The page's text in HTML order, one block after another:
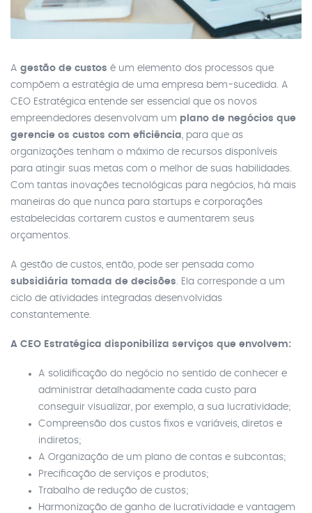
A gestão de custos é um elemento dos processos que
compõem a estratégia de uma empresa bem-sucedida. A
CEO Estratégica entende ser essencial que os novos
empreendedores desenvolvam um plano de negócios que
gerencie os custos com eficiência, para que as
organizações tenham o máximo de recursos disponíveis
para atingir suas metas com o melhor de suas habilidades.
Com tantas inovações tecnológicas para negócios, há mais
maneiras do que nunca para startups e corporações
estabelecidas cortarem custos e aumentarem seus
orçamentos.
A gestão de custos, então, pode ser pensada como
subsidiária tomada de decisões. Ela corresponde a um
ciclo de atividades integradas desenvolvidas
constantemente.
A CEO Estratégica disponibiliza serviços que envolvem:
A solidificação do negócio no sentido de conhecer e
administrar detalhadamente cada custo para
conseguir visualizar, por exemplo, a sua lucratividade;
Compreensão dos custos fixos e variáveis, diretos e
indiretos;
A Organização de um plano de contas e subcontas;
Precificação de serviços e produtos;
Trabalho de redução de custos;
Harmonização de ganho de lucratividade e vantagem